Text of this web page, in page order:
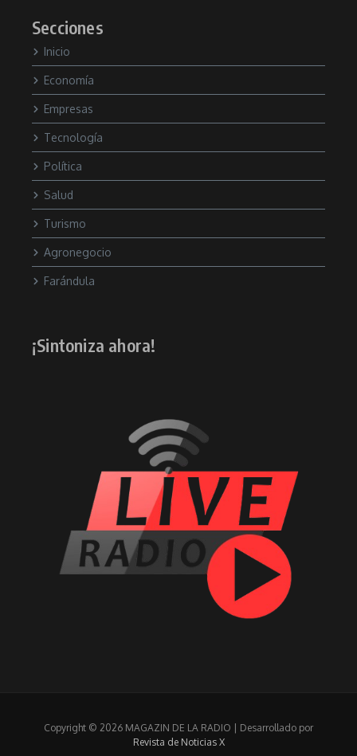
Secciones
Inicio
Economía
Empresas
Tecnología
Política
Salud
Turismo
Agronegocio
Farándula
¡Sintoniza ahora!
Copyright © 2026 MAGAZIN DE LA RADIO | Desarrollado por
Revista de Noticias X